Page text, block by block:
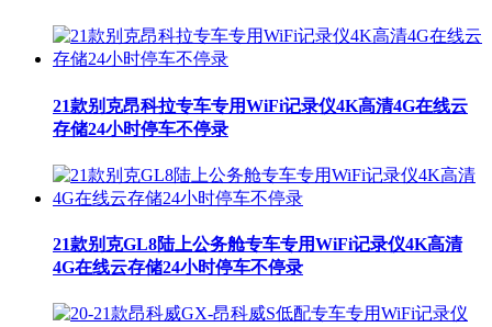
21款别克昂科拉专车专用WiFi记录仪4K高清4G在线云
存储24小时停车不停录
21款别克GL8陆上公务舱专车专用WiFi记录仪4K高清
4G在线云存储24小时停车不停录